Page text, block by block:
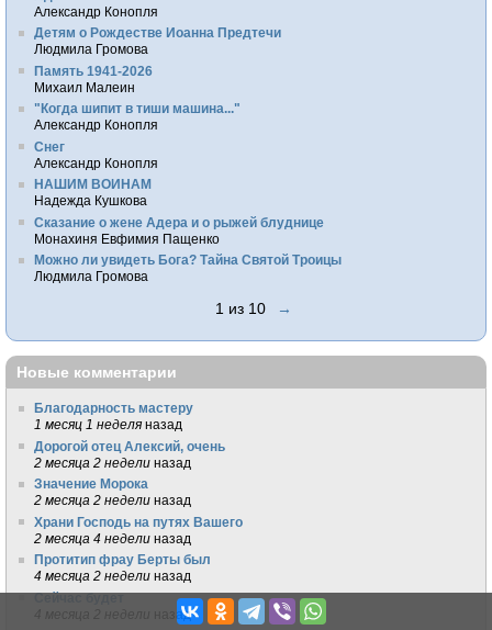
Александр Конопля
Детям о Рождестве Иоанна Предтечи
Людмила Громова
Память 1941-2026
Михаил Малеин
"Когда шипит в тиши машина..."
Александр Конопля
Снег
Александр Конопля
НАШИМ ВОИНАМ
Надежда Кушкова
Сказание о жене Адера и о рыжей блуднице
Монахиня Евфимия Пащенко
Можно ли увидеть Бога? Тайна Святой Троицы
Людмила Громова
1 из 10 →
Новые комментарии
Благодарность мастеру
1 месяц 1 неделя назад
Дорогой отец Алексий, очень
2 месяца 2 недели назад
Значение Морока
2 месяца 2 недели назад
Храни Господь на путях Вашего
2 месяца 4 недели назад
Протитип фрау Берты был
4 месяца 2 недели назад
Сейчас будет
назад